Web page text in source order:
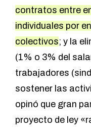
contratos entre
individuales por
colectivos; y la
(1% o 3% del
trabajadores
sostener las
opinó que gran
proyecto de ley